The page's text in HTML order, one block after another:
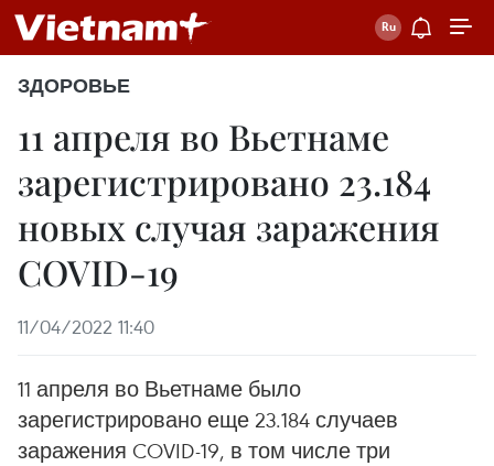
ЗДОРОВЬЕ
11 апреля во Вьетнаме
зарегистрировано 23.184
новых случая заражения
COVID-19
11/04/2022 11:40
11 апреля во Вьетнаме было
зарегистрировано еще 23.184 случаев
заражения COVID-19, в том числе три